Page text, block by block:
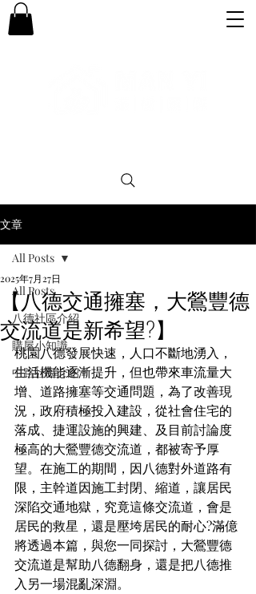
文章
All Posts
八德社區介紹
購屋小知識
中路社區介紹
All Posts
【八德交通擁塞，大鶯豐德
交流道是新希望?】
2025年7月27日
桃園八德發展快速，人口不斷地湧入，
生活機能逐漸提升，但也帶來車流量大
增、道路擁塞等交通問題，為了改善現
況，政府積極投入建設，從社會住宅的
落成、捷運設施的興建、及目前討論度
極高的大鶯豐德交流道，都被寄予厚
望。在施工的期間，因八德對外道路有
限，主幹道因施工封閉、縮道，讓居民
深陷交通地獄，究竟這條交流道，會是
居民的救星，還是壓垮居民的耐心?滿億
將透過本篇，與您一同探討，大鶯豐德
交流道是幫助八德翻身，還是把八德推
入另一場混亂深淵。